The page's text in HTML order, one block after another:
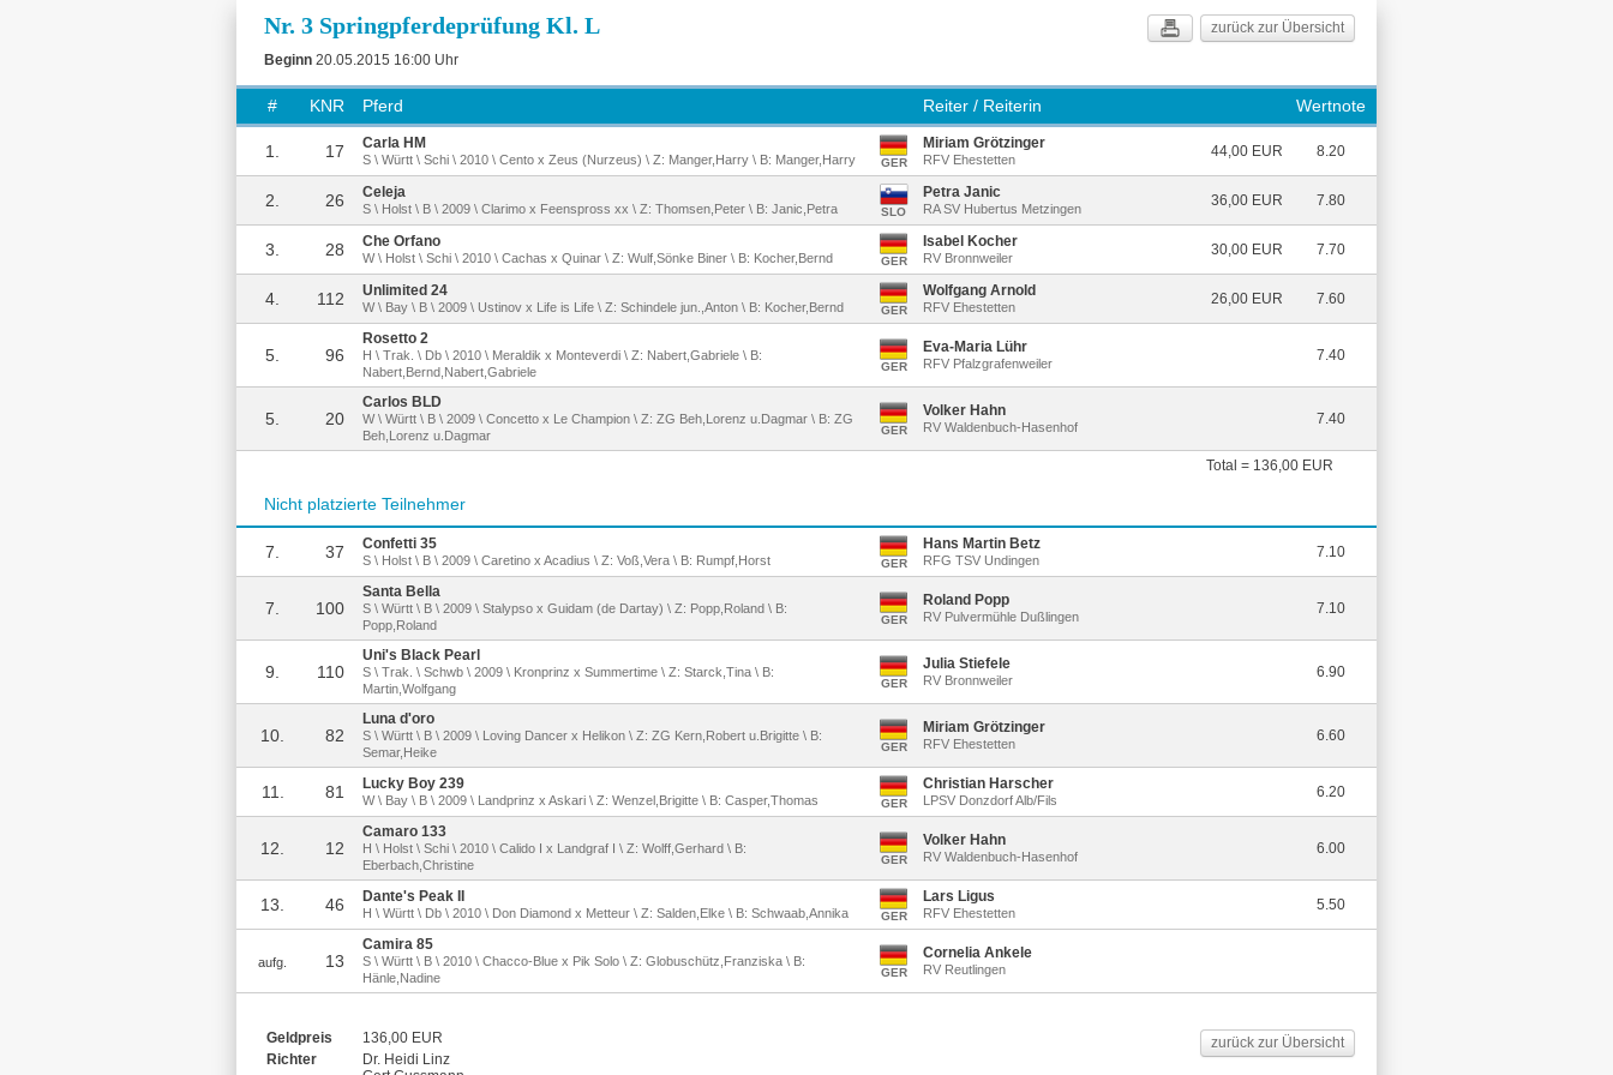
zurück zur Übersicht
Nr. 3 Springpferdeprüfung Kl. L
Beginn 20.05.2015 16:00 Uhr
# KNR Pferd Reiter / Reiterin Wertnote
1. 17 Carla HM
S \ Württ \ Schi \ 2010 \ Cento x Zeus (Nurzeus) \ Z: Manger,Harry \ B: Manger,Harry GER
Miriam Grötzinger
RFV Ehestetten 44,00 EUR 8.20
2. 26 Celeja
S \ Holst \ B \ 2009 \ Clarimo x Feenspross xx \ Z: Thomsen,Peter \ B: Janic,Petra SLO
Petra Janic
RA SV Hubertus Metzingen 36,00 EUR 7.80
3. 28 Che Orfano
W \ Holst \ Schi \ 2010 \ Cachas x Quinar \ Z: Wulf,Sönke Biner \ B: Kocher,Bernd GER
Isabel Kocher
RV Bronnweiler 30,00 EUR 7.70
4. 112 Unlimited 24
W \ Bay \ B \ 2009 \ Ustinov x Life is Life \ Z: Schindele jun.,Anton \ B: Kocher,Bernd GER
Wolfgang Arnold
RFV Ehestetten 26,00 EUR 7.60
5. 96
Rosetto 2
H \ Trak. \ Db \ 2010 \ Meraldik x Monteverdi \ Z: Nabert,Gabriele \ B:
Nabert,Bernd,Nabert,Gabriele
GER
Eva-Maria Lühr
RFV Pfalzgrafenweiler 7.40
5. 20
Carlos BLD
W \ Württ \ B \ 2009 \ Concetto x Le Champion \ Z: ZG Beh,Lorenz u.Dagmar \ B: ZG
Beh,Lorenz u.Dagmar
GER
Volker Hahn
RV Waldenbuch-Hasenhof 7.40
Total = 136,00 EUR
Nicht platzierte Teilnehmer
7. 37 Confetti 35
S \ Holst \ B \ 2009 \ Caretino x Acadius \ Z: Voß,Vera \ B: Rumpf,Horst GER
Hans Martin Betz
RFG TSV Undingen 7.10
7. 100
Santa Bella
S \ Württ \ B \ 2009 \ Stalypso x Guidam (de Dartay) \ Z: Popp,Roland \ B:
Popp,Roland
GER
Roland Popp
RV Pulvermühle Dußlingen 7.10
9. 110
Uni's Black Pearl
S \ Trak. \ Schwb \ 2009 \ Kronprinz x Summertime \ Z: Starck,Tina \ B:
Martin,Wolfgang
GER
Julia Stiefele
RV Bronnweiler 6.90
10. 82
Luna d'oro
S \ Württ \ B \ 2009 \ Loving Dancer x Helikon \ Z: ZG Kern,Robert u.Brigitte \ B:
Semar,Heike
GER
Miriam Grötzinger
RFV Ehestetten 6.60
11. 81 Lucky Boy 239
W \ Bay \ B \ 2009 \ Landprinz x Askari \ Z: Wenzel,Brigitte \ B: Casper,Thomas GER
Christian Harscher
LPSV Donzdorf Alb/Fils 6.20
12. 12
Camaro 133
H \ Holst \ Schi \ 2010 \ Calido I x Landgraf I \ Z: Wolff,Gerhard \ B:
Eberbach,Christine
GER
Volker Hahn
RV Waldenbuch-Hasenhof 6.00
13. 46 Dante's Peak II
H \ Württ \ Db \ 2010 \ Don Diamond x Metteur \ Z: Salden,Elke \ B: Schwaab,Annika GER
Lars Ligus
RFV Ehestetten 5.50
aufg. 13
Camira 85
S \ Württ \ B \ 2010 \ Chacco-Blue x Pik Solo \ Z: Globuschütz,Franziska \ B:
Hänle,Nadine
GER
Cornelia Ankele
RV Reutlingen
zurück zur Übersicht
Geldpreis
136,00 EUR
Richter
Dr. Heidi Linz